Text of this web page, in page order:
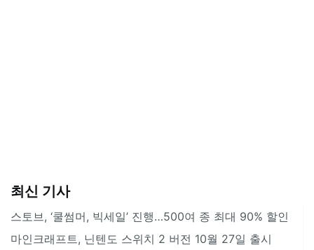
최신 기사
스토브, ‘쿨썸머, 빅세일’ 진행…500여 종 최대 90% 할인
마인크래프트, 닌텐도 스위치 2 버전 10월 27일 출시